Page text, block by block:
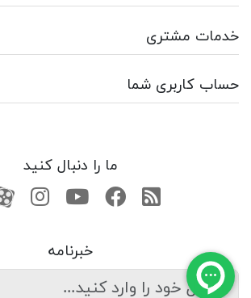
خدمات مشتری
حساب کاربری شما
ما را دنبال کنید
RSSفیسبوکیوتیوبکانال
خبرنامه